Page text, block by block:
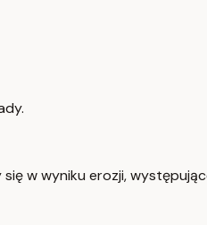
w wyniku erozji,